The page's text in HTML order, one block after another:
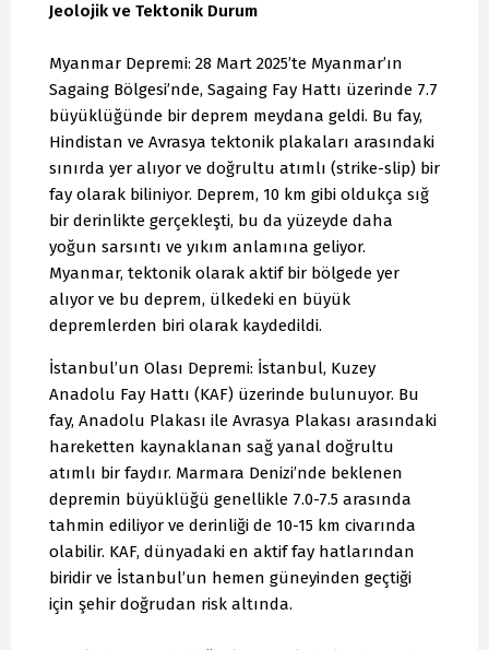
Jeolojik ve Tektonik Durum
Myanmar Depremi: 28 Mart 2025’te Myanmar’ın
Sagaing Bölgesi’nde, Sagaing Fay Hattı üzerinde 7.7
büyüklüğünde bir deprem meydana geldi. Bu fay,
Hindistan ve Avrasya tektonik plakaları arasındaki
sınırda yer alıyor ve doğrultu atımlı (strike-slip) bir
fay olarak biliniyor. Deprem, 10 km gibi oldukça sığ
bir derinlikte gerçekleşti, bu da yüzeyde daha
yoğun sarsıntı ve yıkım anlamına geliyor.
Myanmar, tektonik olarak aktif bir bölgede yer
alıyor ve bu deprem, ülkedeki en büyük
depremlerden biri olarak kaydedildi.
İstanbul’un Olası Depremi: İstanbul, Kuzey
Anadolu Fay Hattı (KAF) üzerinde bulunuyor. Bu
fay, Anadolu Plakası ile Avrasya Plakası arasındaki
hareketten kaynaklanan sağ yanal doğrultu
atımlı bir faydır. Marmara Denizi’nde beklenen
depremin büyüklüğü genellikle 7.0-7.5 arasında
tahmin ediliyor ve derinliği de 10-15 km civarında
olabilir. KAF, dünyadaki en aktif fay hatlarından
biridir ve İstanbul’un hemen güneyinden geçtiği
için şehir doğrudan risk altında.